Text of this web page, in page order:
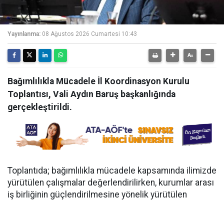
Yayınlanma: 08 Ağustos 2026 Cumartesi 10:43
Bağımlılıkla Mücadele İl Koordinasyon Kurulu
Toplantısı, Vali Aydın Baruş başkanlığında
gerçekleştirildi.
Toplantıda; bağımlılıkla mücadele kapsamında ilimizde
yürütülen çalışmalar değerlendirilirken, kurumlar arası
iş birliğinin güçlendirilmesine yönelik yürütülen